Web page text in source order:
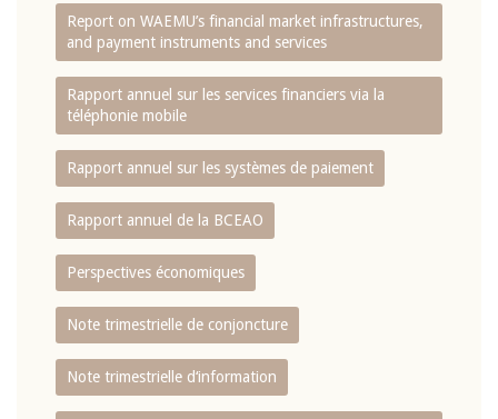
Report on WAEMU’s financial market infrastructures,
and payment instruments and services
Rapport annuel sur les services financiers via la
téléphonie mobile
Rapport annuel sur les systèmes de paiement
Rapport annuel de la BCEAO
Perspectives économiques
Note trimestrielle de conjoncture
Note trimestrielle d‘information